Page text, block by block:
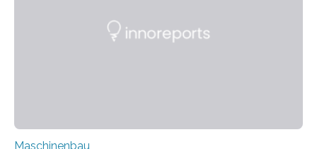
Durch den verstärkten Einsatz von Rezyklaten
Maschinenbau